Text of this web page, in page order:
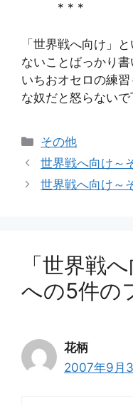
* * *
「世界戦へ向け」
ないことばっかり書
いちおオセロの練
な奴だと怒らないで
カ
テ
リ
その他
世界戦へ向け～
世界戦へ向け～
「世界戦
への5件の
花柄
2007年9月